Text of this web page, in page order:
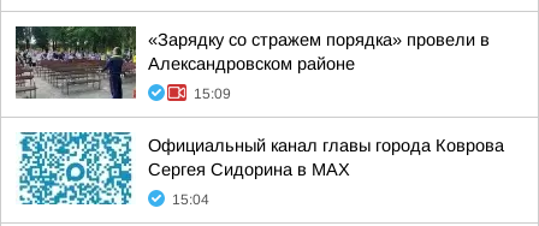
«Зарядку со стражем порядка» провели в
Александровском районе
15:09
Официальный канал главы города Коврова
Сергея Сидорина в МАХ
15:04